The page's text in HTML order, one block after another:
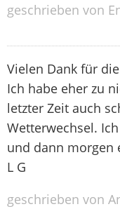
geschrieben von
Vielen Dank für
Ich habe eher zu
letzter Zeit auch
Wetterwechsel.
und dann morgen
L G
geschrieben von